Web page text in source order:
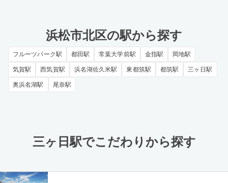
浜松市北区の駅から探す
フルーツパーク駅 都田駅 常葉大学前駅 金指駅 岡地駅
気賀駅 西気賀駅 浜名湖佐久米駅 東都筑駅 都筑駅 三ヶ日駅
奥浜名湖駅 尾奈駅
三ヶ日駅でこだわりから探す